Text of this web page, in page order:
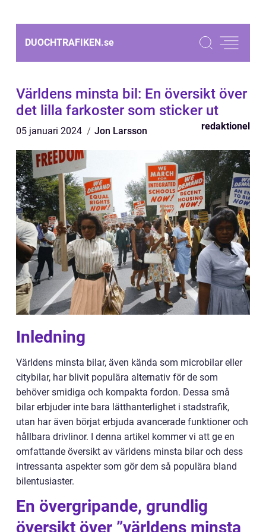
DUOCHTRAFIKEN.se
Världens minsta bil: En översikt över
det lilla farkoster som sticker ut
05 januari 2024 Jon Larsson redaktionel
Inledning
Världens minsta bilar, även kända som microbilar eller
citybilar, har blivit populära alternativ för de som
behöver smidiga och kompakta fordon. Dessa små
bilar erbjuder inte bara lätthanterlighet i stadstrafik,
utan har även börjat erbjuda avancerade funktioner och
hållbara drivlinor. I denna artikel kommer vi att ge en
omfattande översikt av världens minsta bilar och dess
intressanta aspekter som gör dem så populära bland
bilentusiaster.
En övergripande, grundlig
översikt över ”världens minsta